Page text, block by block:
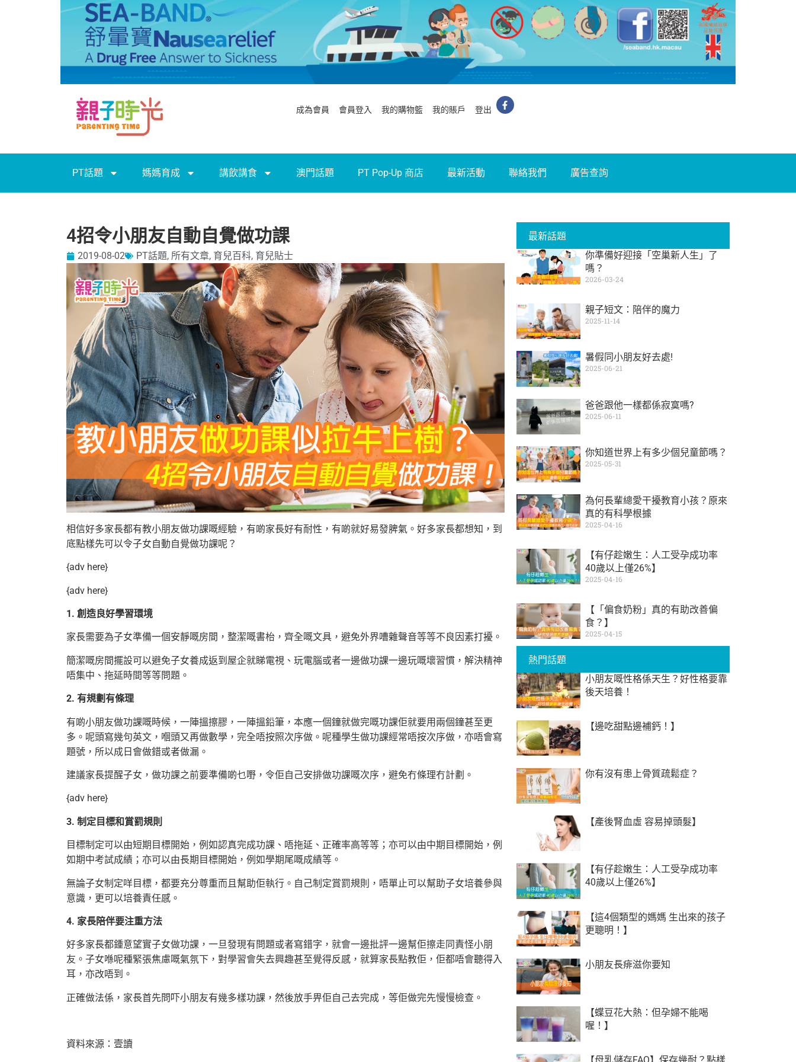
成為會員 會員登入 我的購物籃 我的賬戶 登出
PT話題 媽媽育成 講飲講食 澳門話題 PT Pop-Up 商店 最新活動 聯絡我們 廣告查詢
4招令小朋友自動自覺做功課
2019-08-02 PT話題, 所有文章, 育兒百科, 育兒貼士
相信好多家長都有教小朋友做功課嘅經驗，有啲家長好有耐性，有啲就好易發脾氣。好多家長都想知，到
底點樣先可以令子女自動自覺做功課呢？
{adv here}
{adv here}
1. 創造良好學習環境
家長需要為子女準備一個安靜嘅房間，整潔嘅書枱，齊全嘅文具，避免外界嘈雜聲音等等不良因素打擾。
簡潔嘅房間擺設可以避免子女養成返到屋企就睇電視、玩電腦或者一邊做功課一邊玩嘅壞習慣，解決精神
唔集中、拖延時間等等問題。
2. 有規劃有條理
有啲小朋友做功課嘅時候，一陣搵擦膠，一陣搵鉛筆，本應一個鐘就做完嘅功課佢就要用兩個鐘甚至更
多。呢頭寫幾句英文，嗰頭又再做數學，完全唔按照次序做。呢種學生做功課經常唔按次序做，亦唔會寫
題號，所以成日會做錯或者做漏。
建議家長提醒子女，做功課之前要準備啲乜嘢，令佢自己安排做功課嘅次序，避免冇條理冇計劃。
{adv here}
3. 制定目標和賞罰規則
目標制定可以由短期目標開始，例如認真完成功課、唔拖延、正確率高等等；亦可以由中期目標開始，例
如期中考試成績；亦可以由長期目標開始，例如學期尾嘅成績等。
無論子女制定咩目標，都要充分尊重而且幫助佢執行。自己制定賞罰規則，唔單止可以幫助子女培養參與
意識，更可以培養責任感。
4. 家長陪伴要注重方法
好多家長都鍾意望實子女做功課，一旦發現有問題或者寫錯字，就會一邊批評一邊幫佢擦走同責怪小朋
友。子女喺呢種緊張焦慮嘅氣氛下，對學習會失去興趣甚至覺得反感，就算家長點教佢，佢都唔會聽得入
耳，亦改唔到。
正確做法係，家長首先問吓小朋友有幾多樣功課，然後放手畀佢自己去完成，等佢做完先慢慢檢查。
資料來源：壹讀
最新話題
你準備好迎接「空巢新人生」了
嗎？
2026-03-24
親子短文：陪伴的魔力
2025-11-14
暑假同小朋友好去處!
2025-06-21
爸爸跟他一樣都係寂寞嗎?
2025-06-11
你知道世界上有多少個兒童節嗎？
2025-05-31
為何長輩總愛干擾教育小孩？原來
真的有科學根據
2025-04-16
【有仔趁嫩生：人工受孕成功率
40歲以上僅26%】
2025-04-16
【「偏食奶粉」真的有助改善偏
食？】
2025-04-15
熱門話題
小朋友嘅性格係天生？好性格要靠
後天培養！
【邊吃甜點邊補鈣！】
你有沒有患上骨質疏鬆症？
【產後腎血虛 容易掉頭髮】
【有仔趁嫩生：人工受孕成功率
40歲以上僅26%】
【這4個類型的媽媽 生出來的孩子
更聰明！】
小朋友長痱滋你要知
【蝶豆花大熱：但孕婦不能喝
喔！】